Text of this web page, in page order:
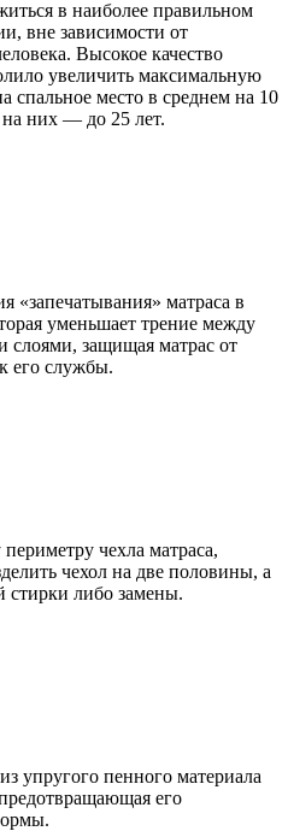
в наиболее правильном
вне зависимости от
Высокое качество
увеличить максимальную
спальное место в среднем на 10
на них — до 25 лет.
«запечатывания» матраса в
уменьшает трение между
слоями, защищая матрас от
его службы.
чехла матраса,
чехол на две половины, а
стирки либо замены.
упругого пенного материала
его